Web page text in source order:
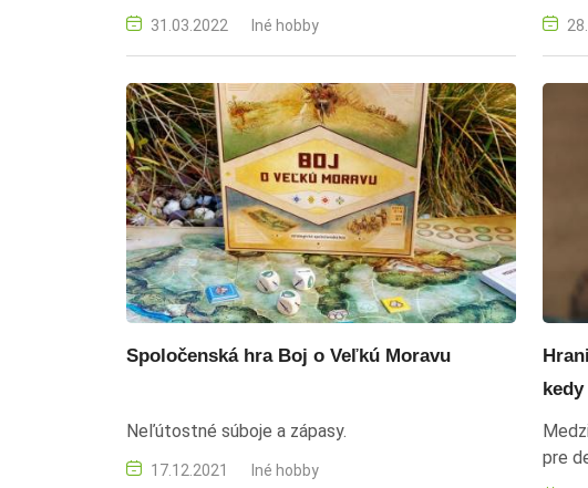
aktivity, tvorivé dielne alebo ako domáci kreatívny
projekt s rodinou počas Veľkej noci. veľkonočné
veľkonočné dekorácie, DIY veľká noc, kúpeľná
soľ, krepový papier, farbenie vajíčok, veľkonočné
tvorenie, tvorenie s deťmi, veľkonočné nápady,
batikovanie vajíčok, kreatívne techniky,
veľkonočné remeslá, velka noc
31.03.2022 Iné hobby
Spoločenská hra Boj o Veľkú Moravu
Neľútostné súboje a zápasy.
17.12.2021 Iné hobby
pre